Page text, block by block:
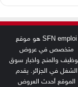
SFN emploi هو موقع
متخصص في عروض
والمنح واخبار سوق
الشغل في الجزائر. يقدم
الموقع أحدث العروض